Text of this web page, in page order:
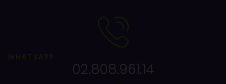
WHATSAPP
02.808.961.14